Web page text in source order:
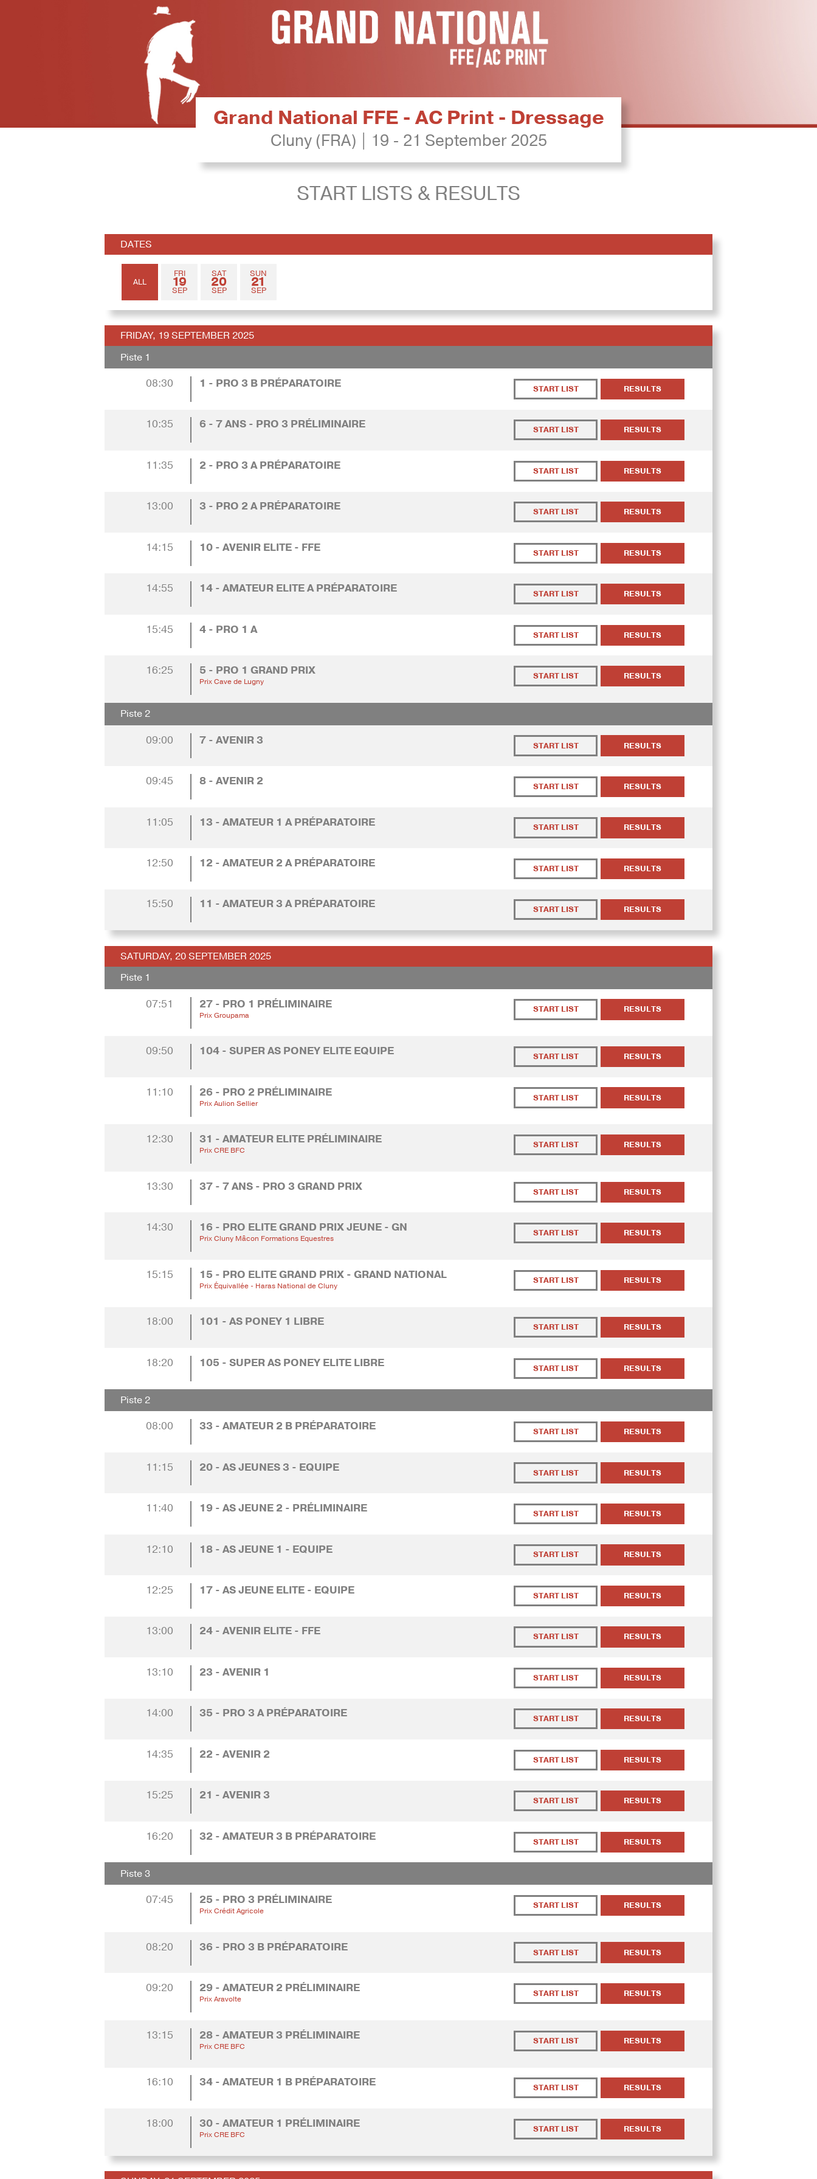
Grand National FFE - AC Print - Dressage
Cluny (FRA) | 19 - 21 September 2025
START LISTS & RESULTS
DATES
ALL
FRI
19
SEP
SAT
20
SEP
SUN
21
SEP
FRIDAY, 19 SEPTEMBER 2025
Piste 1
08:30 1 - PRO 3 B PRÉPARATOIRE START LIST RESULTS
10:35 6 - 7 ANS - PRO 3 PRÉLIMINAIRE START LIST RESULTS
11:35 2 - PRO 3 A PRÉPARATOIRE START LIST RESULTS
13:00 3 - PRO 2 A PRÉPARATOIRE START LIST RESULTS
14:15 10 - AVENIR ELITE - FFE START LIST RESULTS
14:55 14 - AMATEUR ELITE A PRÉPARATOIRE START LIST RESULTS
15:45 4 - PRO 1 A START LIST RESULTS
16:25 5 - PRO 1 GRAND PRIX
Prix Cave de Lugny
START LIST RESULTS
Piste 2
09:00 7 - AVENIR 3 START LIST RESULTS
09:45 8 - AVENIR 2 START LIST RESULTS
11:05 13 - AMATEUR 1 A PRÉPARATOIRE START LIST RESULTS
12:50 12 - AMATEUR 2 A PRÉPARATOIRE START LIST RESULTS
15:50 11 - AMATEUR 3 A PRÉPARATOIRE START LIST RESULTS
SATURDAY, 20 SEPTEMBER 2025
Piste 1
07:51 27 - PRO 1 PRÉLIMINAIRE
Prix Groupama
START LIST RESULTS
09:50 104 - SUPER AS PONEY ELITE EQUIPE START LIST RESULTS
11:10 26 - PRO 2 PRÉLIMINAIRE
Prix Aulion Sellier
START LIST RESULTS
12:30 31 - AMATEUR ELITE PRÉLIMINAIRE
Prix CRE BFC
START LIST RESULTS
13:30 37 - 7 ANS - PRO 3 GRAND PRIX START LIST RESULTS
14:30 16 - PRO ELITE GRAND PRIX JEUNE - GN
Prix Cluny Mâcon Formations Equestres
START LIST RESULTS
15:15 15 - PRO ELITE GRAND PRIX - GRAND NATIONAL
Prix Équivallée - Haras National de Cluny
START LIST RESULTS
18:00 101 - AS PONEY 1 LIBRE START LIST RESULTS
18:20 105 - SUPER AS PONEY ELITE LIBRE START LIST RESULTS
Piste 2
08:00 33 - AMATEUR 2 B PRÉPARATOIRE START LIST RESULTS
11:15 20 - AS JEUNES 3 - EQUIPE START LIST RESULTS
11:40 19 - AS JEUNE 2 - PRÉLIMINAIRE START LIST RESULTS
12:10 18 - AS JEUNE 1 - EQUIPE START LIST RESULTS
12:25 17 - AS JEUNE ELITE - EQUIPE START LIST RESULTS
13:00 24 - AVENIR ELITE - FFE START LIST RESULTS
13:10 23 - AVENIR 1 START LIST RESULTS
14:00 35 - PRO 3 A PRÉPARATOIRE START LIST RESULTS
14:35 22 - AVENIR 2 START LIST RESULTS
15:25 21 - AVENIR 3 START LIST RESULTS
16:20 32 - AMATEUR 3 B PRÉPARATOIRE START LIST RESULTS
Piste 3
07:45 25 - PRO 3 PRÉLIMINAIRE
Prix Crédit Agricole
START LIST RESULTS
08:20 36 - PRO 3 B PRÉPARATOIRE START LIST RESULTS
09:20 29 - AMATEUR 2 PRÉLIMINAIRE
Prix Aravolte
START LIST RESULTS
13:15 28 - AMATEUR 3 PRÉLIMINAIRE
Prix CRE BFC
START LIST RESULTS
16:10 34 - AMATEUR 1 B PRÉPARATOIRE START LIST RESULTS
18:00 30 - AMATEUR 1 PRÉLIMINAIRE
Prix CRE BFC
START LIST RESULTS